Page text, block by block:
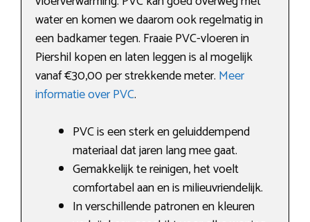
water en komen we daarom ook regelmatig in
een badkamer tegen. Fraaie PVC-vloeren in
Piershil kopen en laten leggen is al mogelijk
vanaf €30,00 per strekkende meter. Meer
informatie over PVC.
PVC is een sterk en geluiddempend
materiaal dat jaren lang mee gaat.
Gemakkelijk te reinigen, het voelt
comfortabel aan en is milieuvriendelijk.
In verschillende patronen en kleuren